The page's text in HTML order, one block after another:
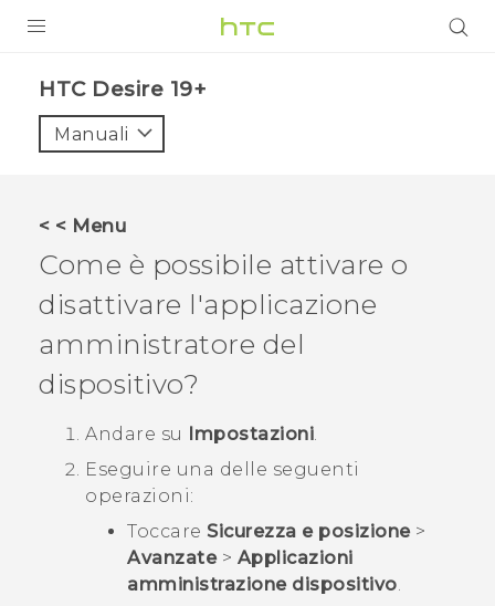
VIVE
VIVERSE
ASSISTENZA
Accessori e dispositivi HTC
Accesso
‎HTC Desire 19+‎‎
Manuali
< < Menu
Come è possibile attivare o
disattivare l'applicazione
amministratore del
dispositivo?
Andare su Impostazioni.
Eseguire una delle seguenti
operazioni:
Toccare Sicurezza e posizione>
Avanzate> Applicazioni
amministrazione dispositivo.